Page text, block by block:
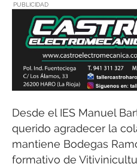
PUBLICIDAD
Desde el IES Manuel
querido agradecer la
mantiene Bodegas
formativo de